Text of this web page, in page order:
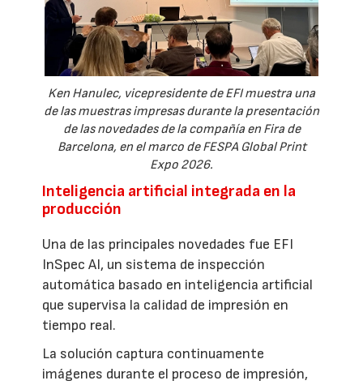
Ken Hanulec, vicepresidente de EFI muestra una
de las muestras impresas durante la presentación
de las novedades de la compañía en Fira de
Barcelona, en el marco de FESPA Global Print
Expo 2026.
Inteligencia artificial integrada en la
producción
Una de las principales novedades fue EFI
InSpec AI, un sistema de inspección
automática basado en inteligencia artificial
que supervisa la calidad de impresión en
tiempo real.
La solución captura continuamente
imágenes durante el proceso de impresión,